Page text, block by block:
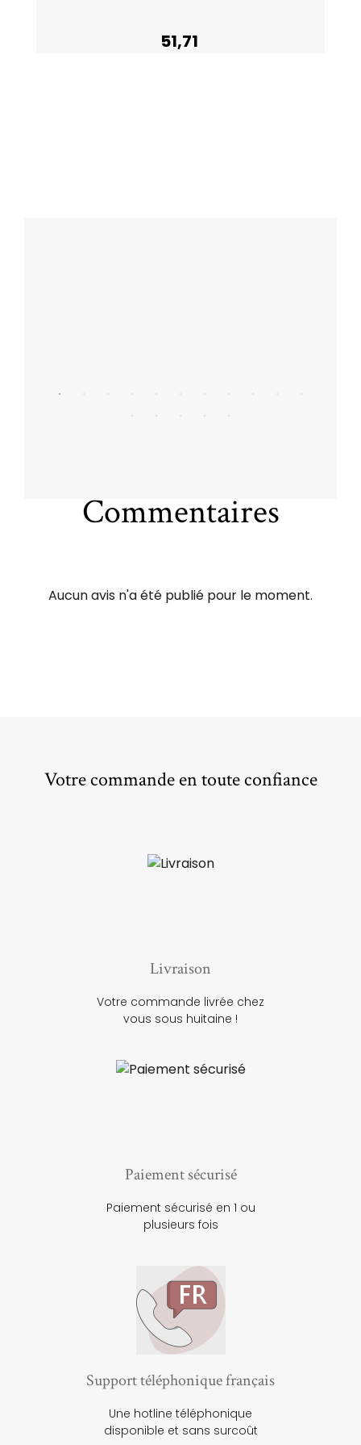
51,71
Commentaires
Aucun avis n'a été publié pour le moment.
Votre commande en toute confiance
Livraison
Votre commande livrée chez
vous sous huitaine !
Paiement sécurisé
Paiement sécurisé en 1 ou
plusieurs fois
Support téléphonique français
Une hotline téléphonique
disponible et sans surcoût